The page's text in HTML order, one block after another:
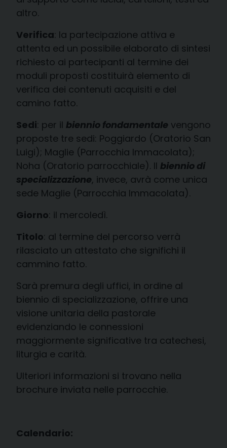
altro.
Verifica: la partecipazione attiva e
attenta ed un possibile elaborato di sintesi
richiesto ai partecipanti al termine dei
moduli proposti costituirà elemento di
verifica dei contenuti acquisiti e del
camino fatto.
Sedi: per il biennio fondamentale vengono
proposte tre sedi: Poggiardo (Oratorio San
Luigi); Maglie (Parrocchia Immacolata);
Noha (Oratorio parrocchiale). Il biennio di
specializzazione, invece, avrà come unica
sede Maglie (Parrocchia Immacolata).
Giorno: il mercoledì.
Titolo: al termine del percorso verrà
rilasciato un attestato che significhi il
cammino fatto.
Sarà premura degli uffici, in ordine al
biennio di specializzazione, offrire una
visione unitaria della pastorale
evidenziando le connessioni
maggiormente significative tra catechesi,
liturgia e carità.
Ulteriori informazioni si trovano nella
brochure inviata nelle parrocchie.
Calendario: